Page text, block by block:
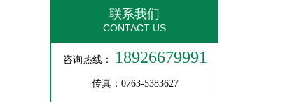
联系我们
CONTACT US
咨询热线： 18926679991
传真：0763-5383627